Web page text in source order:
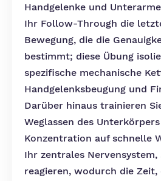
Handgelenke und
Ihr Follow-Through die
Bewegung, die die
bestimmt; diese Übung
spezifische mechanische
Handgelenksbeugung und
Darüber hinaus trainieren
Weglassen des
Konzentration auf schnelle
Ihr zentrales Nervensystem,
reagieren, wodurch die Zeit,